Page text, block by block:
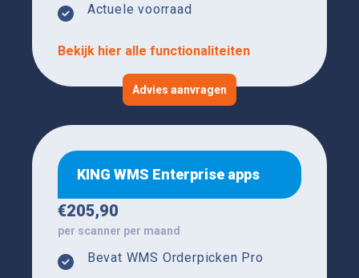
Actuele voorraad
Bekijk hier alle functionaliteiten
Advies aanvragen
KING WMS Enterprise apps
€205,90
per scanner per maand
Bevat WMS Orderpicken Pro